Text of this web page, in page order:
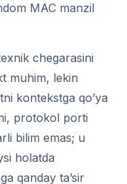
MAC manzil
chegarasini
muhim, lekin
kontekstga qo’ya
protokol porti
bilim emas; u
holatda
qanday ta’sir